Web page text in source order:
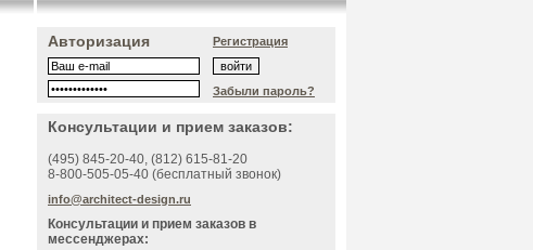
Авторизация Регистрация
Забыли пароль?
Консультации и прием заказов:
(495) 845-20-40, (812) 615-81-20
8-800-505-05-40 (бесплатный звонок)
info@architect-design.ru
Консультации и прием заказов в
мессенджерах: